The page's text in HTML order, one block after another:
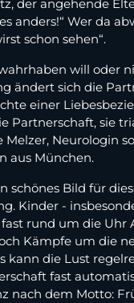
der angehende
anders!“ Wer da
schon sehen“.
will oder
ändert sich die
einer
Partnerschaft, sie
Melzer, Neurologin
aus München.
schönes Bild für
Kinder -
rund um die Uhr
Kämpfe um die
kann die Lust
fast
nach dem Motto: